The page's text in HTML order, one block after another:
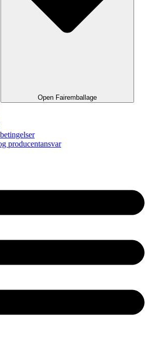
Open Fairemballage
producentansvar